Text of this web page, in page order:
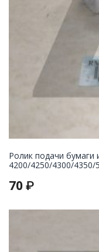
Ролик подачи бумаги
4200/4250/4300/4350/
70 ₽